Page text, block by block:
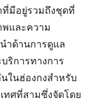
ที่มีอยู่รวมถึงชุดที่
พและความ
ำด้านการดูแล
ริการทางการ
ในฮ่องกงสำหรับ
ทศที่สามซึ่งจัดโดย